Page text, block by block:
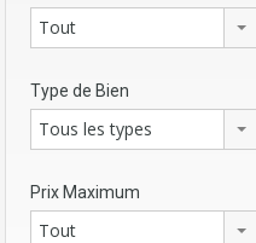
Tout
Type de Bien
Tous les types
Prix Maximum
Tout